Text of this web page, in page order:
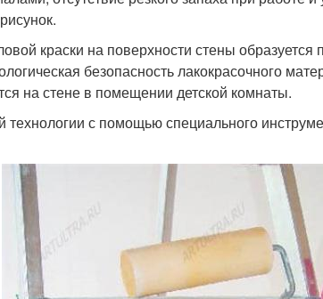
краски на поверхности стены образуется
безопасность лакокрасочного
на стене в помещении детской комнаты.
с помощью специального